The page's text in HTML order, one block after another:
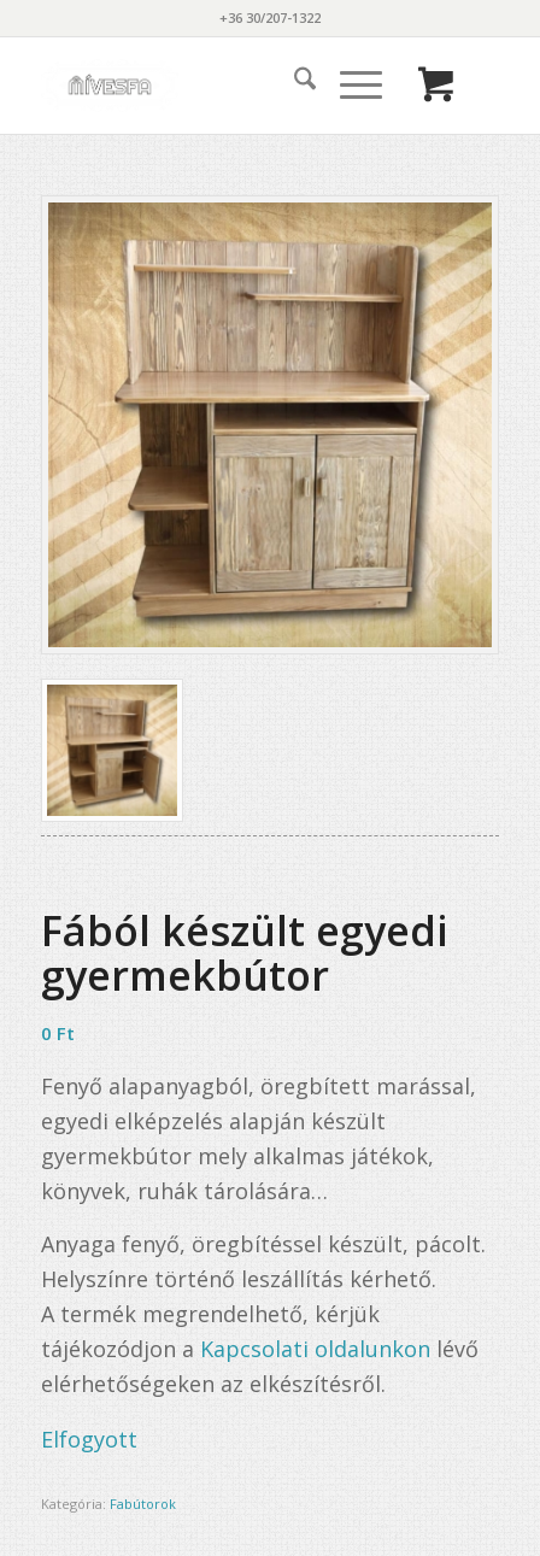
+36 30/207-1322
Fából készült egyedi
gyermekbútor
0 Ft
Fenyő alapanyagból, öregbített marással,
egyedi elképzelés alapján készült
gyermekbútor mely alkalmas játékok,
könyvek, ruhák tárolására…
Anyaga fenyő, öregbítéssel készült, pácolt.
Helyszínre történő leszállítás kérhető.
A termék megrendelhető, kérjük
tájékozódjon a Kapcsolati oldalunkon lévő
elérhetőségeken az elkészítésről.
Elfogyott
Kategória: Fabútorok